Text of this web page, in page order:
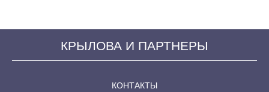
КРЫЛОВА И ПАРТНЕРЫ
КОНТАКТЫ